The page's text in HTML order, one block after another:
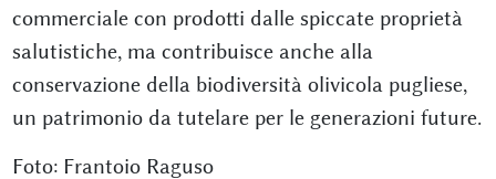
commerciale con prodotti dalle spiccate proprietà
salutistiche, ma contribuisce anche alla
conservazione della biodiversità olivicola pugliese,
un patrimonio da tutelare per le generazioni future.
Foto: Frantoio Raguso